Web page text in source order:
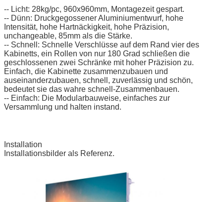
-- Licht: 28kg/pc, 960x960mm, Montagezeit gespart.
-- Dünn: Druckgegossener Aluminiumentwurf, hohe
Intensität, hohe Hartnäckigkeit, hohe Präzision,
unchangeable, 85mm als die Stärke.
-- Schnell: Schnelle Verschlüsse auf dem Rand vier des
Kabinetts, ein Rollen von nur 180 Grad schließen die
geschlossenen zwei Schränke mit hoher Präzision zu.
Einfach, die Kabinette zusammenzubauen und
auseinanderzubauen, schnell, zuverlässig und schön,
bedeutet sie das wahre schnell-Zusammenbauen.
-- Einfach: Die Modularbauweise, einfaches zur
Versammlung und halten instand.
Installation
Installationsbilder als Referenz.